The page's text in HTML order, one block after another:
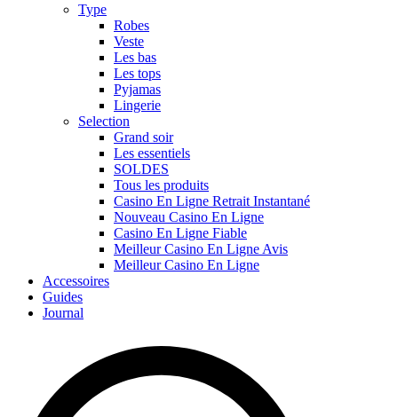
Type
Robes
Veste
Les bas
Les tops
Pyjamas
Lingerie
Selection
Grand soir
Les essentiels
SOLDES
Tous les produits
Casino En Ligne Retrait Instantané
Nouveau Casino En Ligne
Casino En Ligne Fiable
Meilleur Casino En Ligne Avis
Meilleur Casino En Ligne
Accessoires
Guides
Journal